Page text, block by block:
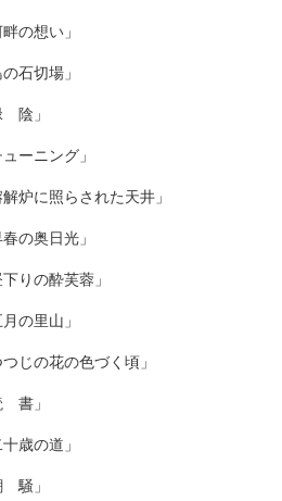
の想い」
石切場」
陰」
ーニング」
に照らされた天井」
奥日光」
りの酔芙蓉」
の里山」
じの花の色づく頃」
書」
歳の道」
騒」